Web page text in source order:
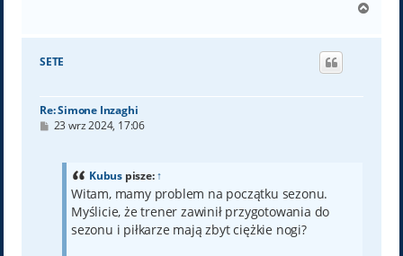
g
SETE
Re: Simone Inzaghi
P23 wrz 2024, 17:06
Kubuspisze:↑
Witam, mamy problem na początku sezonu.
Myślicie, że trener zawinił przygotowania do
sezonu i piłkarze mają zbyt ciężkie nogi?